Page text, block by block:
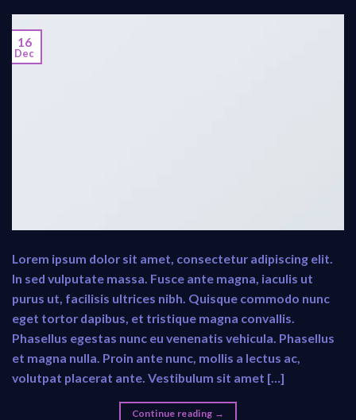
16
Dec
Lorem ipsum dolor sit amet, consectetur adipiscing elit.
In sed vulputate massa. Fusce ante magna, iaculis ut
purus ut, facilisis ultrices nibh. Quisque commodo nunc
eget tortor dapibus, et tristique magna convallis.
Phasellus egestas nunc eu venenatis vehicula. Phasellus
et magna nulla. Proin ante nunc, mollis a lectus ac,
volutpat placerat ante. Vestibulum sit amet […]
Continue reading →